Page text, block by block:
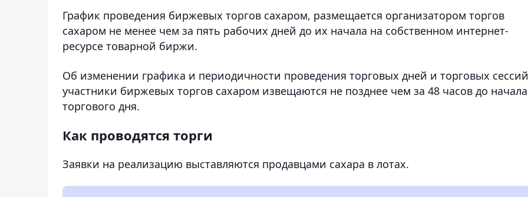
График проведения биржевых торгов сахаром, размещается организатором торгов
сахаром не менее чем за пять рабочих дней до их начала на собственном интернет-
ресурсе товарной биржи.
Об изменении графика и периодичности проведения торговых дней и торговых сессий
участники биржевых торгов сахаром извещаются не позднее чем за 48 часов до начала
торгового дня.
Как проводятся торги
Заявки на реализацию выставляются продавцами сахара в лотах.